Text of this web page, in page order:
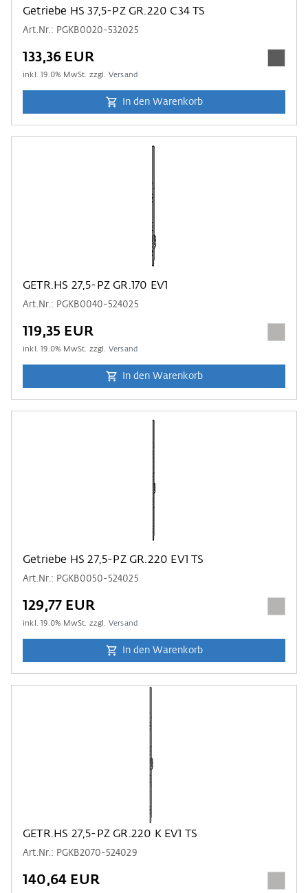
Getriebe HS 37,5-PZ GR.220 C34 TS
Art.Nr.: PGKB0020-532025
133,36 EUR
inkl.19.0% MwSt. zzgl. Versand
In den Warenkorb
GETR.HS 27,5-PZ GR.170 EV1
Art.Nr.: PGKB0040-524025
119,35 EUR
inkl.19.0% MwSt. zzgl. Versand
In den Warenkorb
Getriebe HS 27,5-PZ GR.220 EV1 TS
Art.Nr.: PGKB0050-524025
129,77 EUR
inkl.19.0% MwSt. zzgl. Versand
In den Warenkorb
GETR.HS 27,5-PZ GR.220 K EV1 TS
Art.Nr.: PGKB2070-524029
140,64 EUR